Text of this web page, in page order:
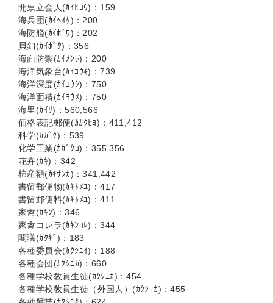
開票立会人(ｶｲﾋﾖｳ)：159
海兵団(ｶｲﾍｲﾀ)：200
海防艦(ｶｲﾎﾞｳ)：202
貝釦(ｶｲﾎﾞﾀ)：356
海面防禦(ｶｲﾒﾝﾎ)：200
海洋気象台(ｶｲﾖｳｷ)：739
海洋深度(ｶｲﾖｳｼ)：750
海洋面積(ｶｲﾖｳﾒ)：750
海里(ｶｲﾘ)：560,566
価格表記郵便(ｶｶｸﾋﾖ)：411,412
科学(ｶｶﾞｸ)：539
化学工業(ｶｶﾞｸｺ)：355,356
花卉(ｶｷ)：342
柿産額(ｶｷｻﾝｶ)：341,442
書留郵便物(ｶｷﾄﾒﾕ)：417
書留郵便料(ｶｷﾄﾒﾕ)：411
家禽(ｶｷﾝ)：346
家禽コレラ(ｶｷﾝｺﾚ)：344
閣議(ｶｸｷﾞ)：183
各種委員会(ｶｸｼﾕｲ)：188
各種会団(ｶｸｼﾕｶ)：660
各種学校敎員生徒(ｶｸｼﾕｶ)：454
各種学校敎員生徒（外国人）(ｶｸｼﾕｶ)：455